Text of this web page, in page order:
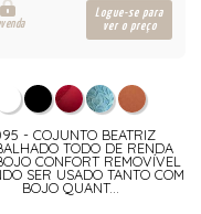
Logue-se para
ver o preço
- COJUNTO BEATRIZ
TODO DE RENDA
CONFORT REMOVÍVEL
SER USADO TANTO COM
BOJO QUANT...